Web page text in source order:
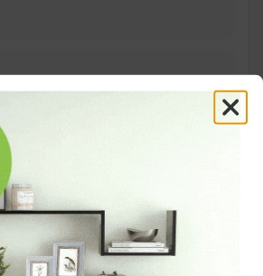
D × H)